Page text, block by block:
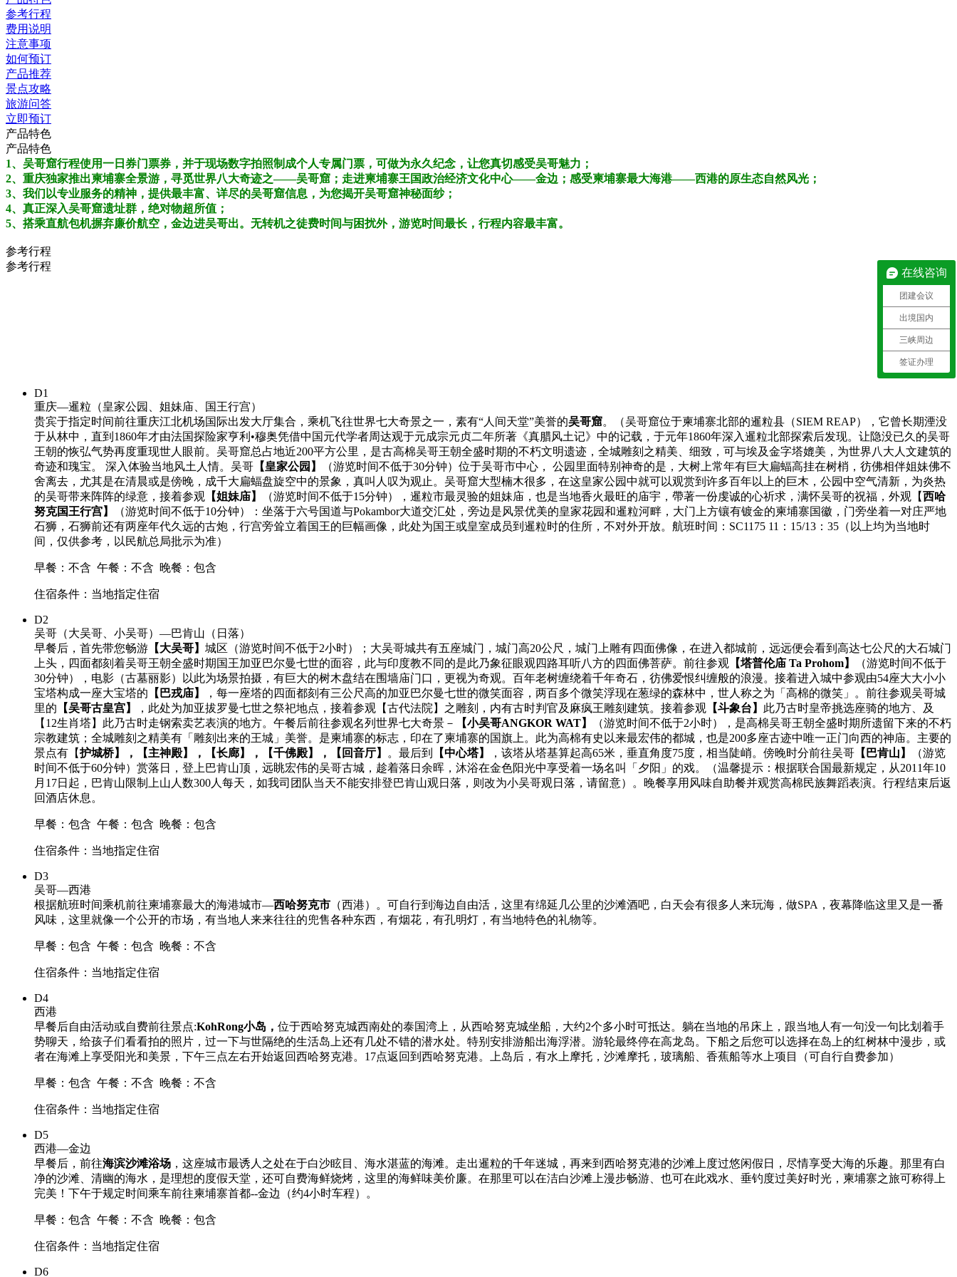
参考行程
费用说明
注意事项
如何预订
产品推荐
景点攻略
旅游问答
立即预订
产品特色
产品特色
1、吴哥窟行程使用一日券门票券，并于现场数字拍照制成个人专属门票，可做为永久纪念，让您真切感受吴哥魅力；
2、重庆独家推出柬埔寨全景游，寻觅世界八大奇迹之——吴哥窟；走进柬埔寨王国政治经济文化中心——金边；感受柬埔寨最大海港——西港的原生态自然风光；
3、我们以专业服务的精神，提供最丰富、详尽的吴哥窟信息，为您揭开吴哥窟神秘面纱；
4、真正深入吴哥窟遗址群，绝对物超所值；
5、搭乘直航包机摒弃廉价航空，金边进吴哥出。无转机之徒费时间与困扰外，游览时间最长，行程内容最丰富。
参考行程
参考行程
D1
重庆—暹粒（皇家公园、姐妹庙、国王行宫）
贵宾于指定时间前往重庆江北机场国际出发大厅集合，乘机飞往世界七大奇景之一，素有“人间天堂”美誉的吴哥窟。（吴哥窟位于柬埔寨北部的暹粒县（SIEM REAP），它曾长期湮没
于从林中，直到1860年才由法国探险家亨利•穆奥凭借中国元代学者周达观于元成宗元贞二年所著《真腊风土记》中的记载，于元年1860年深入暹粒北部探索后发现。让隐没已久的吴哥
王朝的恢弘气势再度重现世人眼前。吴哥窟总占地近200平方公里，是古高棉吴哥王朝全盛时期的不朽文明遗迹，全城雕刻之精美、细致，可与埃及金字塔媲美，为世界八大人文建筑的
奇迹和瑰宝。 深入体验当地风土人情。吴哥 【皇家公园】
（游览时间不低于30分钟）位于吴哥市中心， 公园里面特别神奇的是，大树上常年有巨大扁蝠高挂在树梢，彷佛相伴姐妹佛不
舍离去，尤其是在清晨或是傍晚，成千大扁蝠盘旋空中的景象，真叫人叹为观止。吴哥窟大型楠木很多，在这皇家公园中就可以观赏到许多百年以上的巨木，公园中空气清新，为炎热
的吴哥带来阵阵的绿意，接着参观 【姐妹庙】 （游览时间不低于15分钟），暹粒市最灵验的姐妹庙，也是当地香火最旺的庙宇，帶著一份虔诚的心祈求，满怀吴哥的祝福，外观【西哈
努克国王行宫】
（游览时间不低于10分钟）：坐落于六号国道与Pokambor大道交汇处，旁边是风景优美的皇家花园和暹粒河畔，大门上方镶有镀金的柬埔寨国徽，门旁坐着一对庄严地
石狮，石狮前还有两座年代久远的古炮，行宫旁耸立着国王的巨幅画像，此处为国王或皇室成员到暹粒时的住所，不对外开放。航班时间：SC1175 11：15/13：35（以上均为当地时
间，仅供参考，以民航总局批示为准）
早餐：不含 午餐：不含 晚餐：包含
住宿条件：当地指定住宿
D2
吴哥（大吴哥、小吴哥）—巴肯山（日落）
早餐后，首先带您畅游 【大吴哥】 城区（游览时间不低于2小时）；大吴哥城共有五座城门，城门高20公尺，城门上雕有四面佛像，在进入都城前，远远便会看到高达七公尺的大石城门
上头，四面都刻着吴哥王朝全盛时期国王加亚巴尔曼七世的面容，此与印度教不同的是此乃象征眼观四路耳听八方的四面佛菩萨。前往参观 【塔普伦庙 Ta Prohom】
（游览时间不低于
30分钟），电影（古墓丽影）以此为场景拍摄，有巨大的树木盘结在围墙庙门口，更视为奇观。百年老树缠绕着千年奇石，彷佛爱恨纠缠般的浪漫。接着进入城中参观由54座大大小小
宝塔构成一座大宝塔的 【巴戎庙】
，每一座塔的四面都刻有三公尺高的加亚巴尔曼七世的微笑面容，两百多个微笑浮现在葱绿的森林中，世人称之为「高棉的微笑」。前往参观吴哥城
里的 【吴哥古皇宫】 ，此处为加亚拔罗曼七世之祭祀地点，接着参观【古代法院】之雕刻，内有古时判官及麻疯王雕刻建筑。接着参观 【斗象台】 此乃古时皇帝挑选座骑的地方、及
【12生肖塔】此乃古时走钢索卖艺表演的地方。午餐后前往参观名列世界七大奇景－
【小吴哥ANGKOR WAT】
（游览时间不低于2小时），是高棉吴哥王朝全盛时期所遗留下来的不朽
宗教建筑；全城雕刻之精美有「雕刻出来的王城」美誉。是柬埔寨的标志，印在了柬埔寨的国旗上。此为高棉有史以来最宏伟的都城，也是200多座古迹中唯一正门向西的神庙。主要的
景点有【护城桥】，【主神殿】，【长廊】，【千佛殿】，【回音厅】 。最后到 【中心塔】 ，该塔从塔基算起高65米，垂直角度75度，相当陡峭。傍晚时分前往吴哥 【巴肯山】
（游览
时间不低于60分钟）赏落日，登上巴肯山顶，远眺宏伟的吴哥古城，趁着落日余晖，沐浴在金色阳光中享受着一场名叫「夕阳」的戏。（温馨提示：根据联合国最新规定，从2011年10
月17日起，巴肯山限制上山人数300人每天，如我司团队当天不能安排登巴肯山观日落，则改为小吴哥观日落，请留意）。晚餐享用风味自助餐并观赏高棉民族舞蹈表演。行程结束后返
回酒店休息。
早餐：包含 午餐：包含 晚餐：包含
住宿条件：当地指定住宿
D3
吴哥—西港
根据航班时间乘机前往柬埔寨最大的海港城市—西哈努克市 （西港）。可自行到海边自由活，这里有绵延几公里的沙滩酒吧，白天会有很多人来玩海，做SPA，夜幕降临这里又是一番
风味，这里就像一个公开的市场，有当地人来来往往的兜售各种东西，有烟花，有孔明灯，有当地特色的礼物等。
早餐：包含 午餐：包含 晚餐：不含
住宿条件：当地指定住宿
D4
西港
早餐后自由活动或自费前往景点:KohRong小岛， 位于西哈努克城西南处的泰国湾上，从西哈努克城坐船，大约2个多小时可抵达。躺在当地的吊床上，跟当地人有一句没一句比划着手
势聊天，给孩子们看看拍的照片，过一下与世隔绝的生活岛上还有几处不错的潜水处。特别安排游船出海浮潜。游轮最终停在高龙岛。下船之后您可以选择在岛上的红树林中漫步，或
者在海滩上享受阳光和美景，下午三点左右开始返回西哈努克港。17点返回到西哈努克港。上岛后，有水上摩托，沙滩摩托，玻璃船、香蕉船等水上项目（可自行自费参加）
早餐：包含 午餐：不含 晚餐：不含
住宿条件：当地指定住宿
D5
西港—金边
早餐后，前往海滨沙滩浴场 ，这座城市最诱人之处在于白沙眩目、海水湛蓝的海滩。走出暹粒的千年迷城，再来到西哈努克港的沙滩上度过悠闲假日，尽情享受大海的乐趣。那里有白
净的沙滩、清幽的海水，是理想的度假天堂，还可自费海鲜烧烤，这里的海鲜味美价廉。在那里可以在洁白沙滩上漫步畅游、也可在此戏水、垂钓度过美好时光，柬埔寨之旅可称得上
完美！下午于规定时间乘车前往柬埔寨首都--金边（约4小时车程）。
早餐：包含 午餐：不含 晚餐：包含
住宿条件：当地指定住宿
D6
在线咨询
团建会议
出境国内
三峡周边
签证办理